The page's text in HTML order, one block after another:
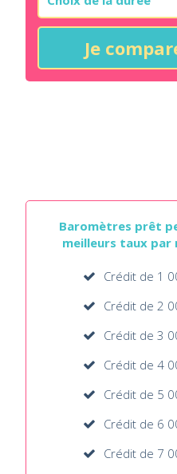
Je
Baromètres prêt
meilleurs taux par
Crédit de 1
Crédit de 2
Crédit de 3
Crédit de 4
Crédit de 5
Crédit de 6
Crédit de 7